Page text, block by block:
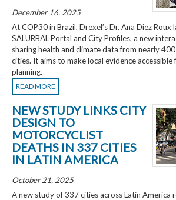
December 16, 2025
At COP30 in Brazil, Drexel’s Dr. Ana Diez Roux
SALURBAL Portal and City Profiles, a new
sharing health and climate data from nearly
cities. It aims to make local evidence
planning.
READ MORE
NEW STUDY LINKS CITY
DESIGN TO
MOTORCYCLIST
DEATHS IN 337 CITIES
IN LATIN AMERICA
October 21, 2025
A new study of 337 cities across Latin America